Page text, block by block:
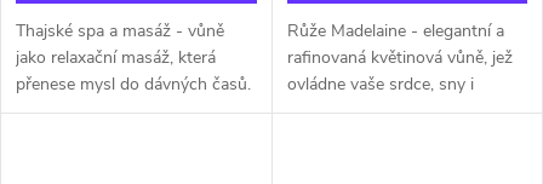
Thajské spa a masáž - vůně
jako relaxační masáž, která
přenese mysl do dávných časů.
Něžný dotyk okvětních lístků s
Růže Madelaine - elegantní a
rafinovaná květinová vůně, jež
ovládne vaše srdce, sny i
vzpomínky. Jemné mateřské